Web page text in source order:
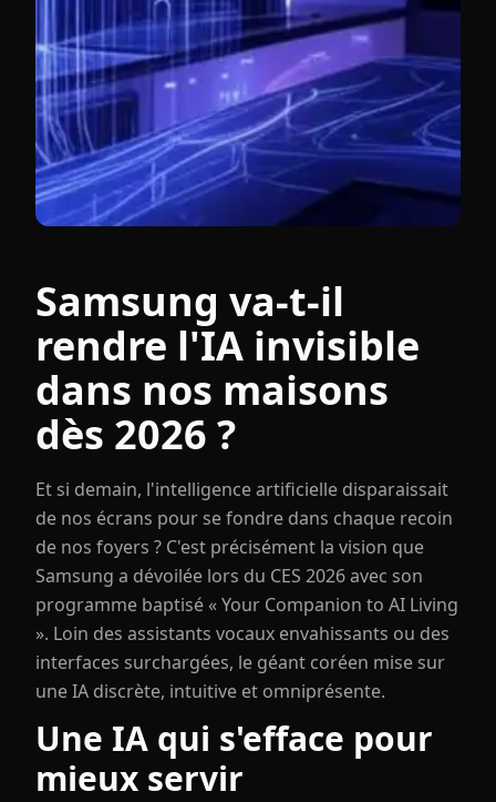
Samsung va-t-il
rendre l'IA invisible
dans nos maisons
dès 2026 ?
Et si demain, l'intelligence artificielle disparaissait
de nos écrans pour se fondre dans chaque recoin
de nos foyers ? C'est précisément la vision que
Samsung a dévoilée lors du CES 2026 avec son
programme baptisé « Your Companion to AI Living
». Loin des assistants vocaux envahissants ou des
interfaces surchargées, le géant coréen mise sur
une IA discrète, intuitive et omniprésente.
Une IA qui s'efface pour
mieux servir